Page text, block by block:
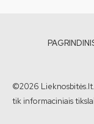
©2026 Lieknosbitės.lt.
tik informaciniais